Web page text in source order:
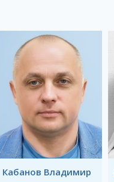
Кабанов Владимир